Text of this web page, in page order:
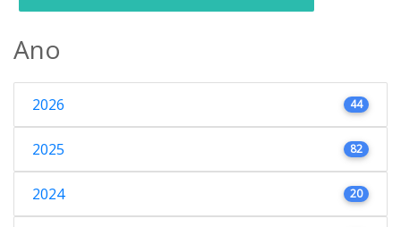
Ano
2026 44
2025 82
2024 20